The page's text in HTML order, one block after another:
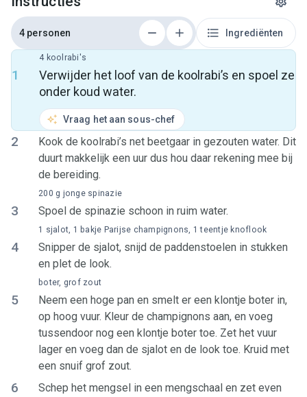
4 personen Ingrediënten
1
Verwijder het loof van de koolrabi’s en spoel ze
onder koud water.
Vraag het aan sous-chef
4 koolrabi's
2
Kook de koolrabi’s net beetgaar in gezouten water. Dit
duurt makkelijk een uur dus hou daar rekening mee bij
de bereiding.
3 Spoel de spinazie schoon in ruim water.
200 g jonge spinazie
4
Snipper de sjalot, snijd de paddenstoelen in stukken
en plet de look.
1 sjalot, 1 bakje Parijse champignons, 1 teentje knoflook
5
Neem een hoge pan en smelt er een klontje boter in,
op hoog vuur. Kleur de champignons aan, en voeg
tussendoor nog een klontje boter toe. Zet het vuur
lager en voeg dan de sjalot en de look toe. Kruid met
een snuif grof zout.
boter, grof zout
6
Schep het mengsel in een mengschaal en zet even